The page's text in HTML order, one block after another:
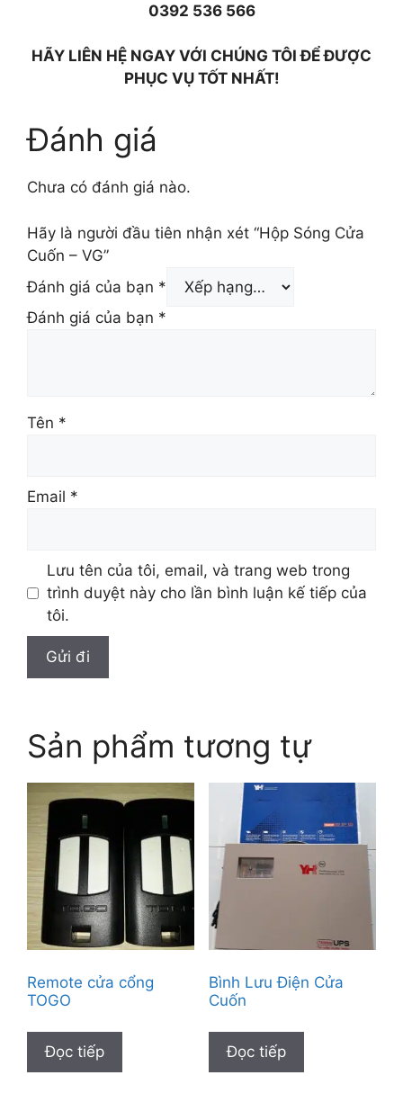
0392 536 566
HÃY LIÊN HỆ NGAY VỚI CHÚNG TÔI ĐỂ ĐƯỢC
PHỤC VỤ TỐT NHẤT!
Đánh giá
Chưa có đánh giá nào.
Hãy là người đầu tiên nhận xét “Hộp Sóng Cửa
Cuốn – VG”
Đánh giá của bạn *
Đánh giá của bạn *
Tên *
Email *
Lưu tên của tôi, email, và trang web trong
trình duyệt này cho lần bình luận kế tiếp của
tôi.
Sản phẩm tương tự
Remote cửa cổng
TOGO
Đọc tiếp
Bình Lưu Điện Cửa
Cuốn
Đọc tiếp